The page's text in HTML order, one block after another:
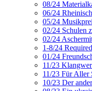
08/24
06/24
05/24
02/24 Schulen
02/24
1-8/24
01/24
11/23
11/23 Für Aller
10/23 Der